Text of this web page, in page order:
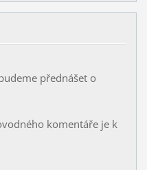
přednášet o
komentáře je k